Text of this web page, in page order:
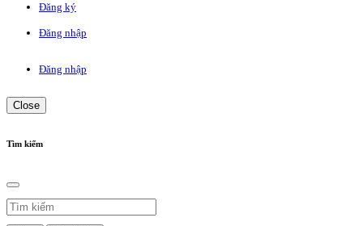
Đăng ký
Đăng nhập
Đăng nhập
Close
Tìm kiếm